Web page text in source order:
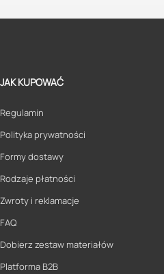
JAK KUPOWAĆ
Regulamin
Polityka prywatności
Formy dostawy
Rodzaje płatności
Zwroty i reklamacje
FAQ
Dobierz zestaw materiałów
Platforma B2B